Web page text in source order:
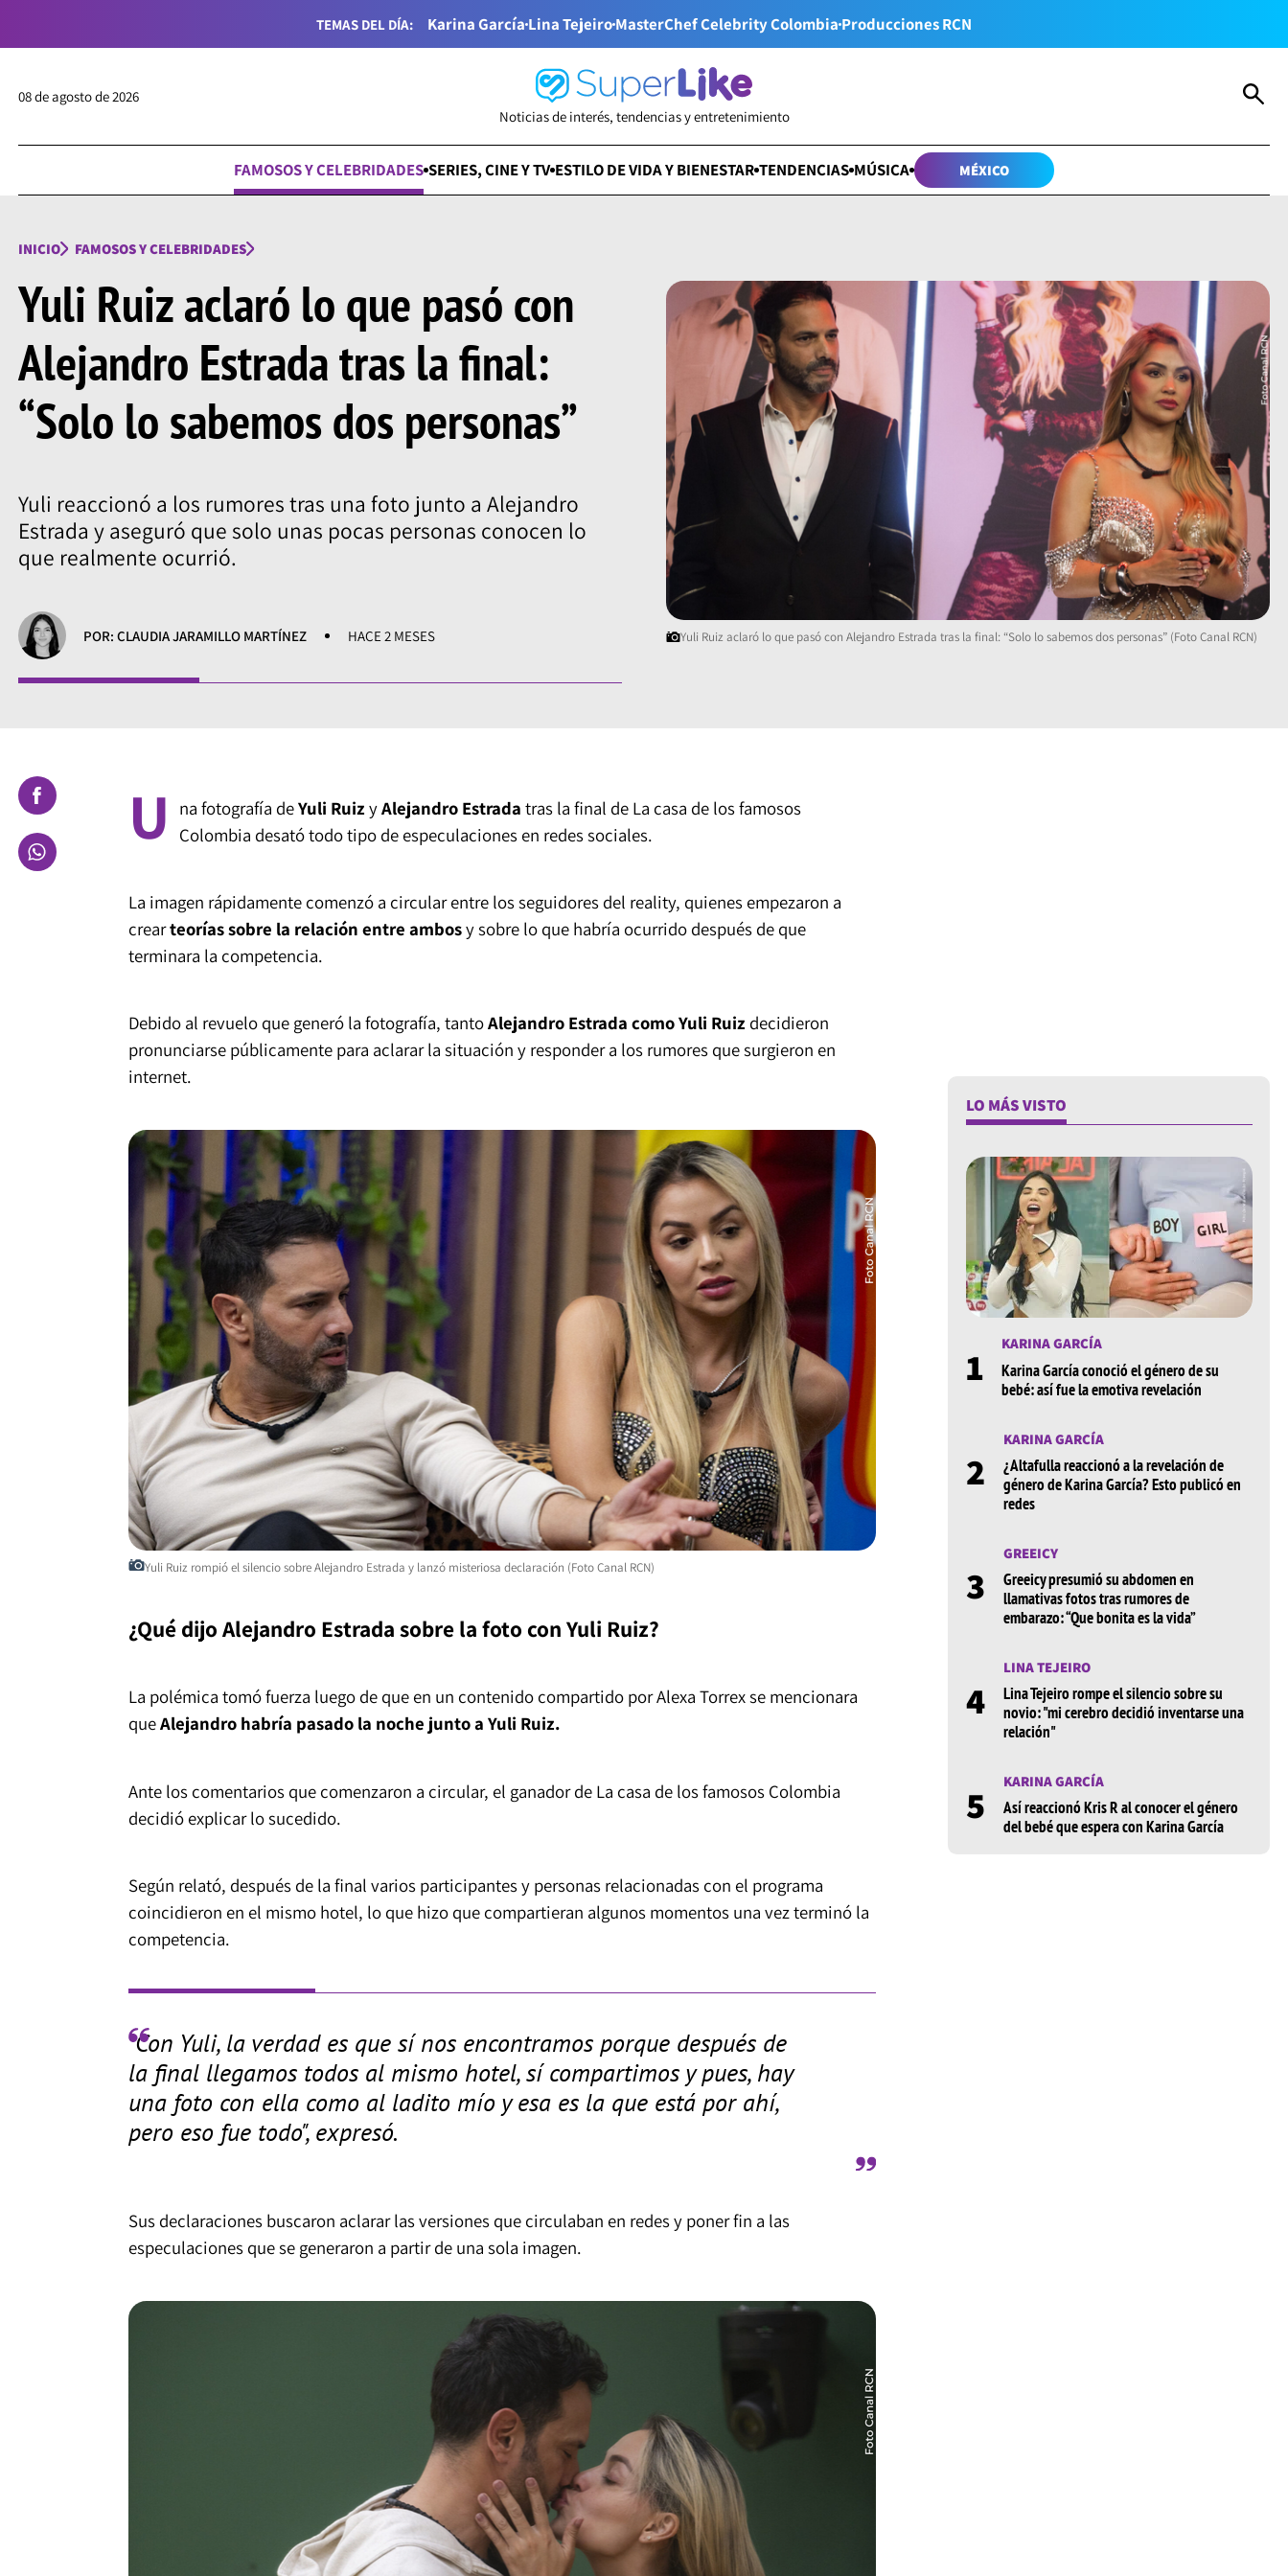
TEMAS DEL DÍA: Karina GarcíaLina TejeiroMasterChef Celebrity ColombiaProducciones RCN
08 de agosto de 2026
Noticias de interés, tendencias y entretenimiento
FAMOSOS Y CELEBRIDADES SERIES, CINE Y TV ESTILO DE VIDA Y BIENESTAR TENDENCIAS MÚSICA MÉXICO
INICIO FAMOSOS Y CELEBRIDADES
Yuli Ruiz aclaró lo que pasó con
Alejandro Estrada tras la final:
“Solo lo sabemos dos personas”
Yuli reaccionó a los rumores tras una foto junto a Alejandro
Estrada y aseguró que solo unas pocas personas conocen lo
que realmente ocurrió.
POR: CLAUDIA JARAMILLO MARTÍNEZ HACE 2 MESES Yuli Ruiz aclaró lo que pasó con Alejandro Estrada tras la final: “Solo lo sabemos dos personas” (Foto Canal RCN)
U na fotografía deYuli Ruiz yAlejandro Estrada tras la final de La casa de los famosos
Colombia desató todo tipo de especulaciones en redes sociales.
La imagen rápidamente comenzó a circular entre los seguidores del reality, quienes empezaron a
crearteorías sobre la relación entre ambosy sobre lo que habría ocurrido después de que
terminara la competencia.
Debido al revuelo que generó la fotografía, tantoAlejandro Estrada como Yuli Ruiz decidieron
pronunciarse públicamente para aclarar la situación y responder a los rumores que surgieron en
internet.
Yuli Ruiz rompió el silencio sobre Alejandro Estrada y lanzó misteriosa declaración (Foto Canal RCN)
¿Qué dijo Alejandro Estrada sobre la foto con Yuli Ruiz?
La polémica tomó fuerza luego de que en un contenido compartido por Alexa Torrex se mencionara
queAlejandro habría pasado la noche junto a Yuli Ruiz.
Ante los comentarios que comenzaron a circular, el ganador de La casa de los famosos Colombia
decidió explicar lo sucedido.
Según relató, después de la final varios participantes y personas relacionadas con el programa
coincidieron en el mismo hotel, lo que hizo que compartieran algunos momentos una vez terminó la
competencia.
"Con Yuli, la verdad es que sí nos encontramos porque después de
la final llegamos todos al mismo hotel, sí compartimos y pues, hay
una foto con ella como al ladito mío y esa es la que está por ahí,
pero eso fue todo", expresó.
Sus declaraciones buscaron aclarar las versiones que circulaban en redes y poner fin a las
especulaciones que se generaron a partir de una sola imagen.
LO MÁS VISTO
1
KARINA GARCÍA
Karina García conoció el género de su
bebé: así fue la emotiva revelación
2
KARINA GARCÍA
¿Altafulla reaccionó a la revelación de
género de Karina García? Esto publicó en
redes
3
GREEICY
Greeicy presumió su abdomen en
llamativas fotos tras rumores de
embarazo: “Que bonita es la vida”
4
LINA TEJEIRO
Lina Tejeiro rompe el silencio sobre su
novio: "mi cerebro decidió inventarse una
relación"
5
KARINA GARCÍA
Así reaccionó Kris R al conocer el género
del bebé que espera con Karina García